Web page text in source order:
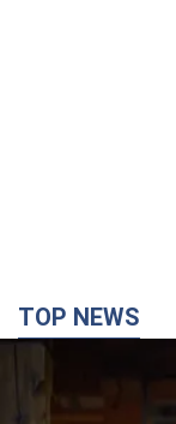
TOP NEWS